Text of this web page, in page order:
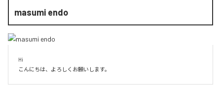
masumi endo
Hi
こんにちは、よろしくお願いします。